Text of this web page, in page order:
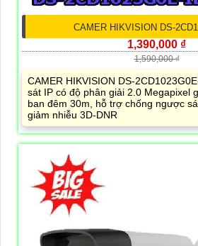
CAMER HIKVISION DS-
1,390,000 ₫
1,590,000 ₫
CAMER HIKVISION DS-
sát IP có độ phân giải 2.0 Megapixel
ban đêm 30m, hỗ trợ chống ngược
giảm nhiễu 3D-DNR